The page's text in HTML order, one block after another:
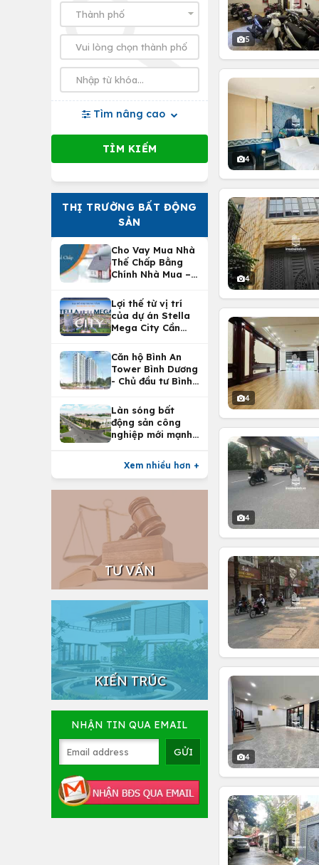
Tìm nâng cao
THỊ TRƯỜNG BẤT ĐỘNG
SẢN
Cho Vay Mua Nhà
Thế Chấp Bằng
Chính Nhà Mua –
Nhà Tại
Vietcombank
Lợi thế từ vị trí
của dự án Stella
Mega City Cần
Căn hộ Bình An
Tower Bình Dương
- Chủ đầu tư Bình
Làn sóng bất
động sản công
nghiệp mới mạnh
Xem nhiều hơn +
TƯ VẤN
KIẾN TRÚC
NHẬN TIN QUA EMAIL
5
4
4
4
4
4